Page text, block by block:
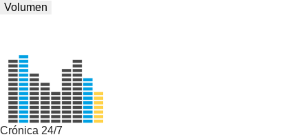
Volumen
Crónica 24/7